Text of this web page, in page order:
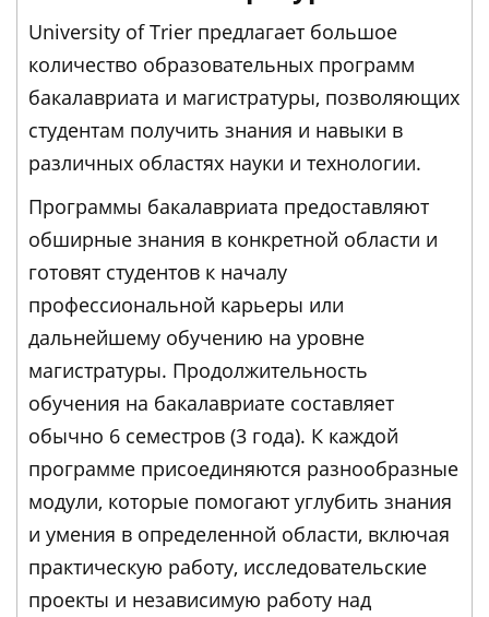
University of Trier предлагает большое
количество образовательных программ
бакалавриата и магистратуры, позволяющих
студентам получить знания и навыки в
различных областях науки и технологии.
Программы бакалавриата предоставляют
обширные знания в конкретной области и
готовят студентов к началу
профессиональной карьеры или
дальнейшему обучению на уровне
магистратуры. Продолжительность
обучения на бакалавриате составляет
обычно 6 семестров (3 года). К каждой
программе присоединяются разнообразные
модули, которые помогают углубить знания
и умения в определенной области, включая
практическую работу, исследовательские
проекты и независимую работу над